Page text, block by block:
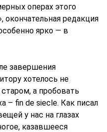
операх этого
окончательная редакция
ярко — в
завершения
хотелось не
а пробовать
– fin de siecle. Как писал
у нас на глазах
казавшееся